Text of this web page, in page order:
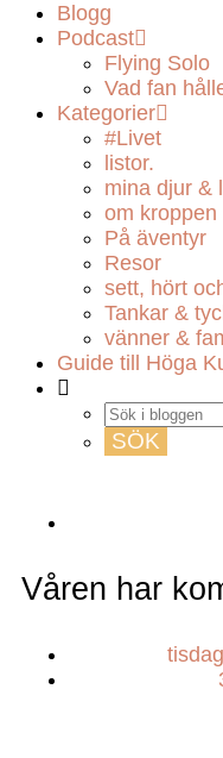
Blogg
Podcast
Flying Solo
Vad fan
Kategorier
#Livet
listor.
mina djur &
om kroppen
På äventyr
Resor
sett, hört
Tankar &
vänner &
Guide till Höga
Våren har